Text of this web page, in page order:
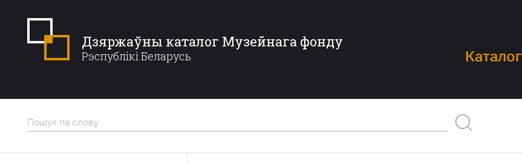
Дзяржаўны каталог Музейнага фонду
Рэспублікі Беларусь Каталог